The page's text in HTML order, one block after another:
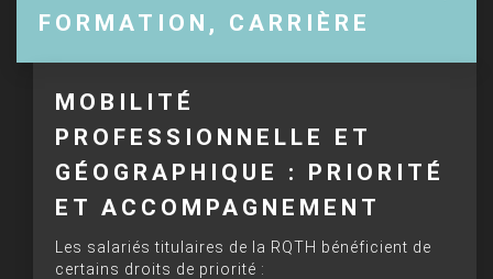
FORMATION, CARRIÈRE
MOBILITÉ
PROFESSIONNELLE ET
GÉOGRAPHIQUE : PRIORITÉ
ET ACCOMPAGNEMENT
Les salariés titulaires de la RQTH bénéficient de
certains droits de priorité :